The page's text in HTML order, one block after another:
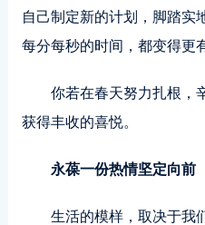
自己制定新的计划，脚踏实
每分每秒的时间，都变得更
你若在春天努力扎根，
获得丰收的喜悦。
永葆一份热情坚定向前
生活的模样，取决于我